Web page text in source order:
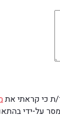
ת כי קראתי את
על-ידי